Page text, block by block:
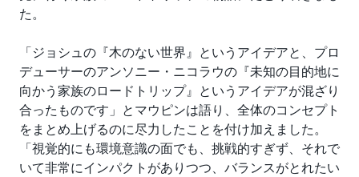
た。
「ジョシュの『木のない世界』というアイデアと、プロ
デューサーのアンソニー・ニコラウの『未知の目的地に
向かう家族のロードトリップ』というアイデアが混ざり
合ったものです」とマウピンは語り、全体のコンセプト
をまとめ上げるのに尽力したことを付け加えました。
「視覚的にも環境意識の面でも、挑戦的すぎず、それで
いて非常にインパクトがありつつ、バランスがとれたい